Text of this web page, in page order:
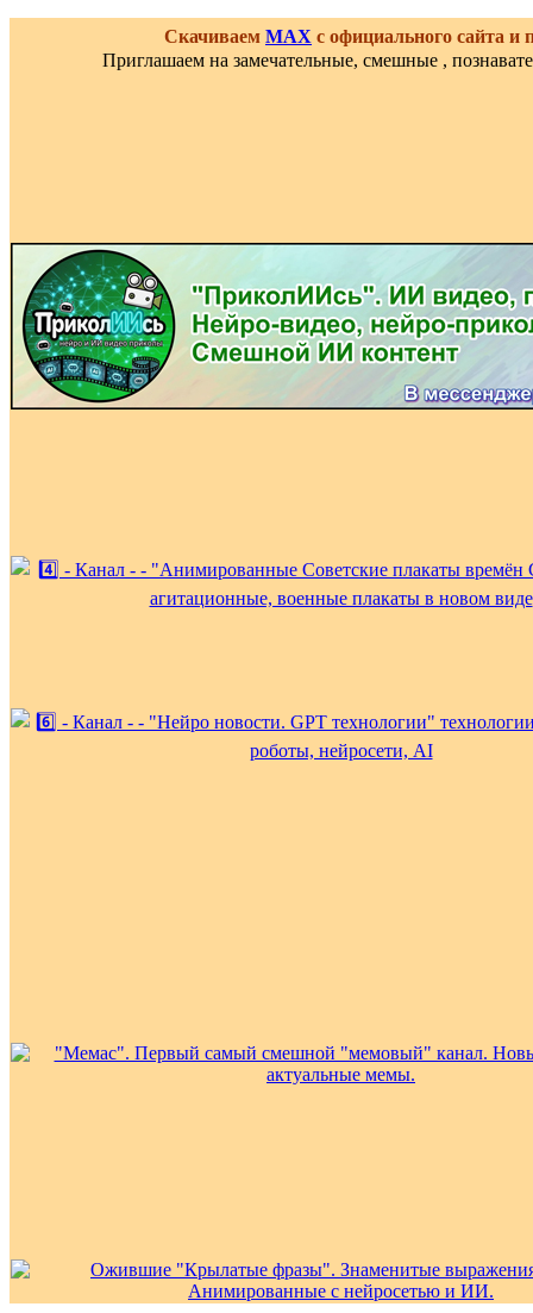
Скачиваем MAX с официального сайта
Приглашаем на замечательные, смешные ,